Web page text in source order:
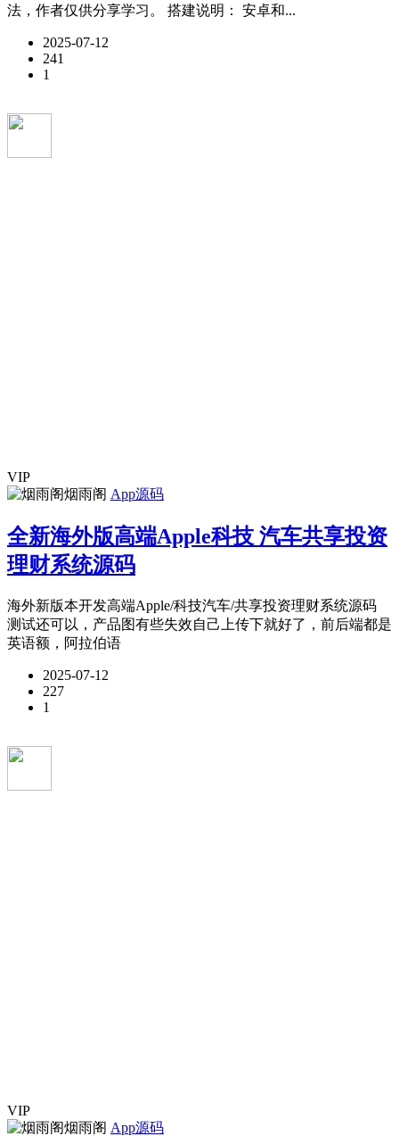
法，作者仅供分享学习。 搭建说明： 安卓和...
2025-07-12
241
1
VIP
烟雨阁 App源码
全新海外版高端Apple科技 汽车共享投资
理财系统源码
海外新版本开发高端Apple/科技汽车/共享投资理财系统源码
测试还可以，产品图有些失效自己上传下就好了，前后端都是
英语额，阿拉伯语
2025-07-12
227
1
VIP
烟雨阁 App源码